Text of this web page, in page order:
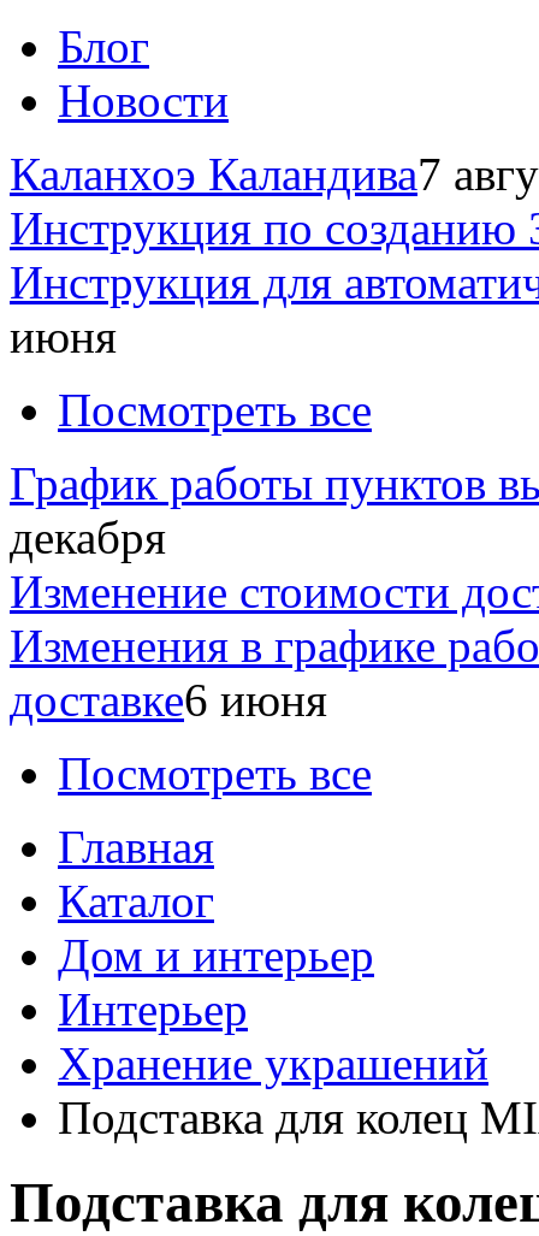
Блог
Новости
Каланхоэ Каландива7
Инструкция по созданию
Инструкция для
июня
Посмотреть все
График работы пунктов
декабря
Изменение стоимости
Изменения в графике
доставке6 июня
Посмотреть все
Главная
Каталог
Дом и интерьер
Интерьер
Хранение украшений
Подставка для колец
Подставка для